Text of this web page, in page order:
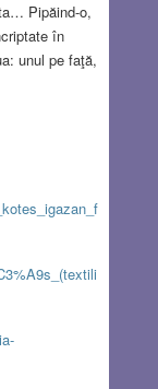
Pipăind-o,
în
unul pe faţă,